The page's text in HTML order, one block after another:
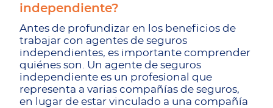
independiente?
Antes de profundizar en los beneficios de
trabajar con agentes de seguros
independientes, es importante comprender
quiénes son. Un agente de seguros
independiente es un profesional que
representa a varias compañías de seguros,
en lugar de estar vinculado a una compañía